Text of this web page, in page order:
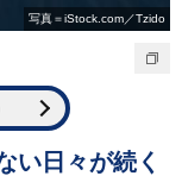
写真＝iStock.com／Tzido
い日々が続く